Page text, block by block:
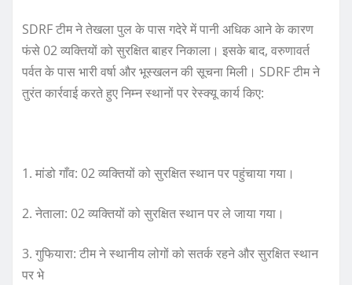
SDRF टीम ने तेखला पुल के पास गदेरे में पानी अधिक आने के कारण
फंसे 02 व्यक्तियों को सुरक्षित बाहर निकाला। इसके बाद, वरुणावर्त
पर्वत के पास भारी वर्षा और भूस्खलन की सूचना मिली। SDRF टीम ने
तुरंत कार्रवाई करते हुए निम्न स्थानों पर रेस्क्यू कार्य किए:
1. मांडो गाँव: 02 व्यक्तियों को सुरक्षित स्थान पर पहुंचाया गया।
2. नेताला: 02 व्यक्तियों को सुरक्षित स्थान पर ले जाया गया।
3. गुफियारा: टीम ने स्थानीय लोगों को सतर्क रहने और सुरक्षित स्थान
पर भे